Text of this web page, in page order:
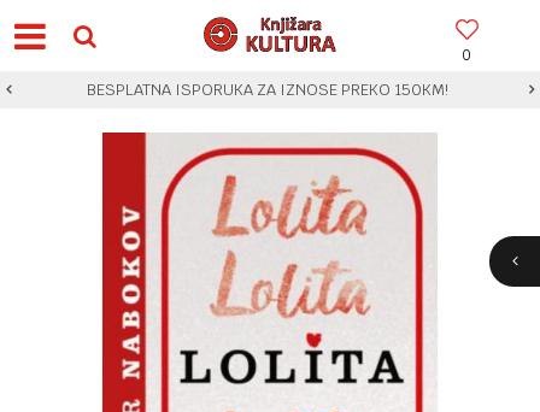
0
BESPLATNA ISPORUKA ZA IZNOSE PREKO 150KM!